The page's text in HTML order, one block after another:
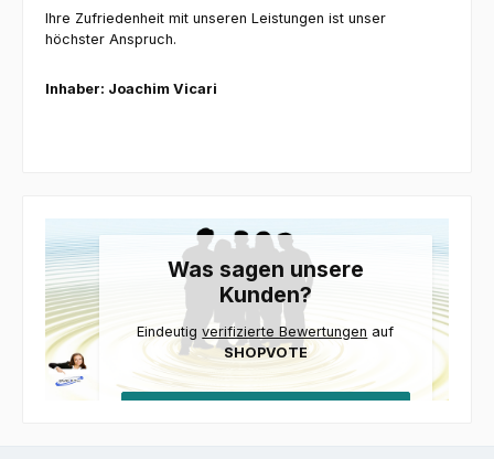
Ihre Zufriedenheit mit unseren Leistungen ist unser
höchster Anspruch.
Inhaber: Joachim Vicari
Was sagen unsere
Kunden?
Eindeutigverifizierte Bewertungen auf
SHOPVOTE